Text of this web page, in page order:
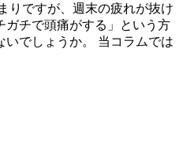
りですが、週末の疲れが抜け
ガチで頭痛がする」という方
いでしょうか。 当コラムでは